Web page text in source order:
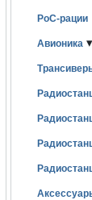
PoC-рации
Авионика ▾